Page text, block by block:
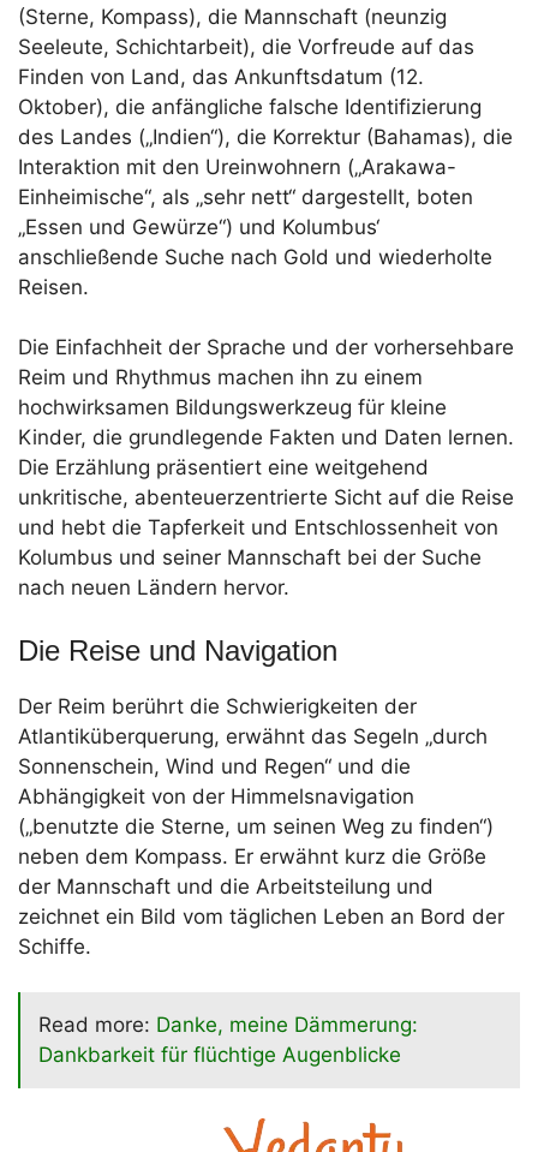
(Sterne, Kompass), die Mannschaft (neunzig
Seeleute, Schichtarbeit), die Vorfreude auf das
Finden von Land, das Ankunftsdatum (12.
Oktober), die anfängliche falsche Identifizierung
des Landes („Indien“), die Korrektur (Bahamas), die
Interaktion mit den Ureinwohnern („Arakawa-
Einheimische“, als „sehr nett“ dargestellt, boten
„Essen und Gewürze“) und Kolumbus‘
anschließende Suche nach Gold und wiederholte
Reisen.
Die Einfachheit der Sprache und der vorhersehbare
Reim und Rhythmus machen ihn zu einem
hochwirksamen Bildungswerkzeug für kleine
Kinder, die grundlegende Fakten und Daten lernen.
Die Erzählung präsentiert eine weitgehend
unkritische, abenteuerzentrierte Sicht auf die Reise
und hebt die Tapferkeit und Entschlossenheit von
Kolumbus und seiner Mannschaft bei der Suche
nach neuen Ländern hervor.
Die Reise und Navigation
Der Reim berührt die Schwierigkeiten der
Atlantiküberquerung, erwähnt das Segeln „durch
Sonnenschein, Wind und Regen“ und die
Abhängigkeit von der Himmelsnavigation
(„benutzte die Sterne, um seinen Weg zu finden“)
neben dem Kompass. Er erwähnt kurz die Größe
der Mannschaft und die Arbeitsteilung und
zeichnet ein Bild vom täglichen Leben an Bord der
Schiffe.
Read more: Danke, meine Dämmerung:
Dankbarkeit für flüchtige Augenblicke